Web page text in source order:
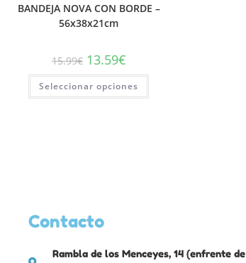
BANDEJA NOVA CON BORDE –
56x38x21cm
15.99€ 13.59€
Seleccionar opciones
Contacto
Rambla de los Menceyes, 14 (enfrente de